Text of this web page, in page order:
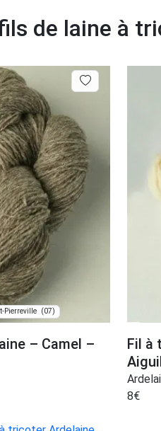
de laine à
Pierreville (07)
– Camel –
Fil à
8€